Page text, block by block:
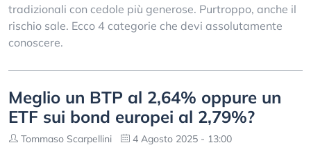
tradizionali con cedole più generose. Purtroppo, anche il
rischio sale. Ecco 4 categorie che devi assolutamente
conoscere.
Meglio un BTP al 2,64% oppure un
ETF sui bond europei al 2,79%?
Tommaso Scarpellini 4 Agosto 2025 - 13:00